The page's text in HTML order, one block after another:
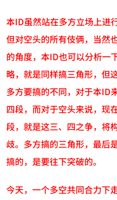
本ID虽然站在多方立场上进
但对空头的所有伎俩，当然
的角度，本ID也可以分析一
略，就是同样搞三角形，但
多方要搞的不同，对于本ID
四段，而对于空头来说，现
段，就是这三、四之争，将
歧。多方搞的三角形，最后
搞的，是要往下突破的。
今天，一个多空共同合力下